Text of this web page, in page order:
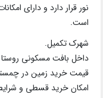
نور قرار دارد و دارای
است.
شهرک تکمیل.
داخل بافت مسکونی روستا
قیمت خرید زمین در چمستان: متری 11
امکان خرید قسطی و